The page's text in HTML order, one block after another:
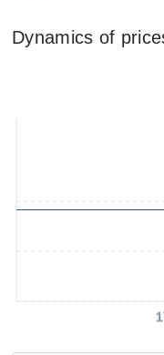
Dynamics of